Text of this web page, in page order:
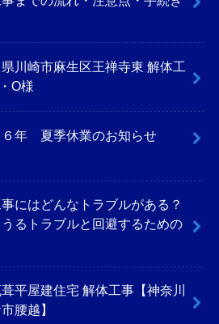
川崎市麻生区王禅寺東 解体工
O様
６年 夏季休業のお知らせ
にはどんなトラブルがある？
るトラブルと回避するための
平屋建住宅 解体工事【神奈川
腰越】